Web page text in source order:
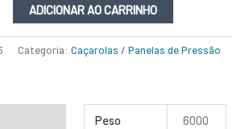
ADICIONAR AO CARRINHO
Categoria: Caçarolas / Panelas de Pressão
Peso
6000